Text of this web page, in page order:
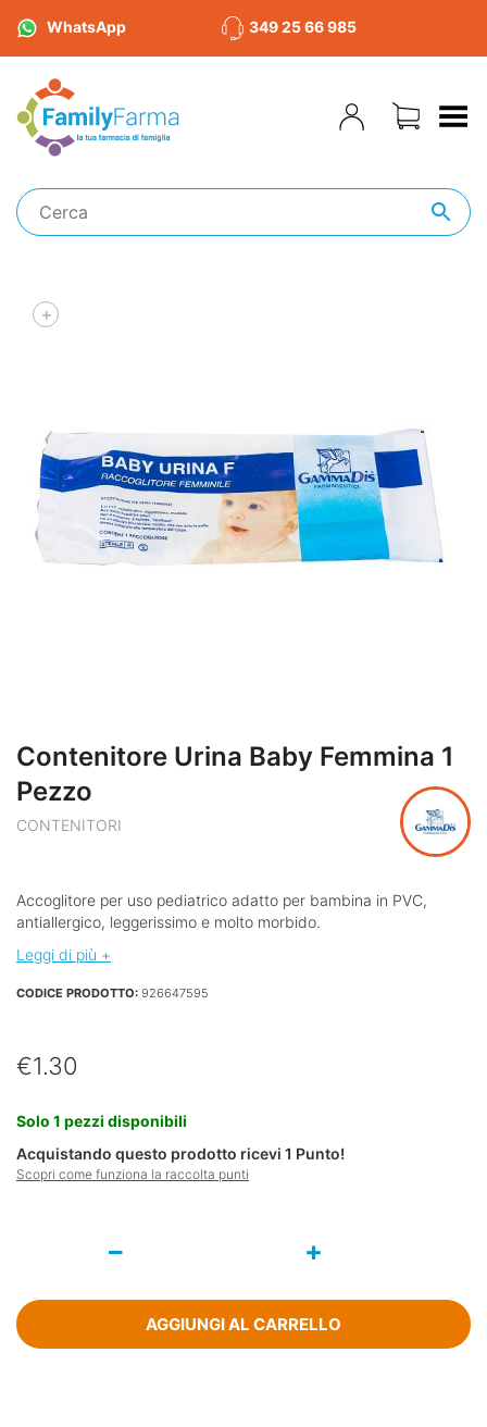
WhatsApp 349 25 66 985
Toggle Menu
+
Contenitore Urina Baby Femmina 1
Pezzo
CONTENITORI
Accoglitore per uso pediatrico adatto per bambina in PVC,
antiallergico, leggerissimo e molto morbido.
Leggi di più +
CODICE PRODOTTO: 926647595
€1.30
Solo 1 pezzi disponibili
Acquistando questo prodotto ricevi 1 Punto!
Scopri come funziona la raccolta punti
Femmina
1
Pezzo
AGGIUNGI AL CARRELLO